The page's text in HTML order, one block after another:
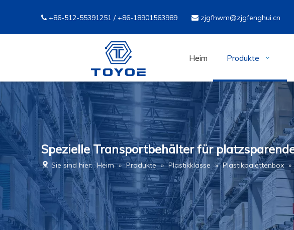
 +86-512-55391251 / +86-18901563989  zjgfhwm@zjgfenghui.cn
Heim Produkte
Spezielle Transportbehälter für
Sie sind hier: Heim » Produkte » Plastikklasse » Plastikpalettenbox »